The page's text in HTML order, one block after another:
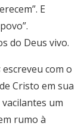
E
do Deus vivo.
escreveu com o
Cristo em sua
um
rumo à